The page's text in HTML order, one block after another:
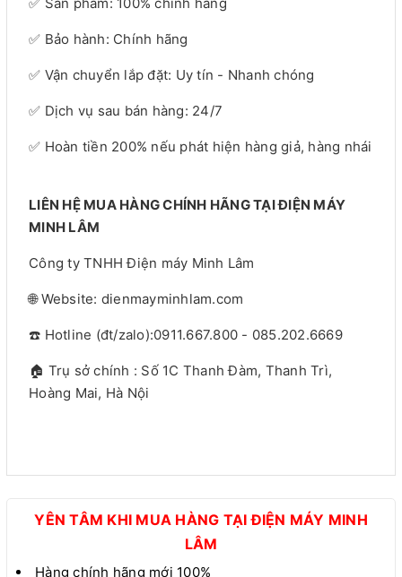
✅ Bảo hành: Chính hãng
✅ Vận chuyển lắp đặt: Uy tín - Nhanh chóng
✅ Dịch vụ sau bán hàng: 24/7
✅ Hoàn tiền 200% nếu phát hiện hàng giả, hàng nhái
LIÊN HỆ MUA HÀNG CHÍNH HÃNG TẠI ĐIỆN MÁY
MINH LÂM
Công ty TNHH Điện máy Minh Lâm
🌐 Website: dienmayminhlam.com
☎️ Hotline (đt/zalo):0911.667.800 - 085.202.6669
🏠 Trụ sở chính : Số 1C Thanh Đàm, Thanh Trì,
Hoàng Mai, Hà Nội
YÊN TÂM KHI MUA HÀNG TẠI ĐIỆN MÁY MINH
LÂM
Hàng chính hãng mới 100%